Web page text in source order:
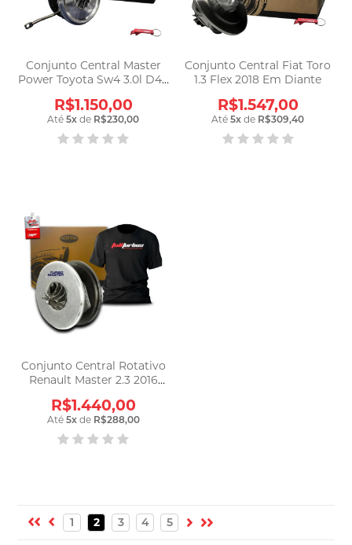
Conjunto Central Master
Power Toyota Sw4 3.0l D4d
R$1.150,00
Até5x de R$230,00
Conjunto Central Fiat Toro
1.3 Flex 2018 Em Diante
R$1.547,00
Até5x de R$309,40
Conjunto Central Rotativo
Renault Master 2.3 2016
R$1.440,00
Até 5xde R$288,00
1 2 3 4 5